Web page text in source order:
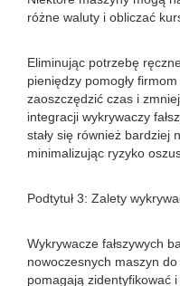
różne waluty i obliczać
Eliminując potrzebę
pieniędzy pomogły
zaoszczędzić czas i
integracji wykrywaczy
stały się również bardziej
minimalizując ryzyko
Podtytuł 3: Zalety
Wykrywacze fałszywych
nowoczesnych maszyn
pomagają zidentyfikować